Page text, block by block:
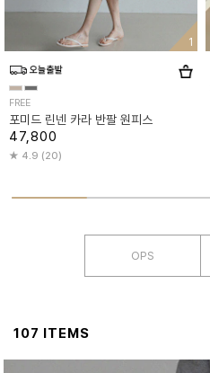
1
FREE
포미드 린넨 카라 반팔 원피스
47,800
4.9 (20)
OPS
107 ITEMS